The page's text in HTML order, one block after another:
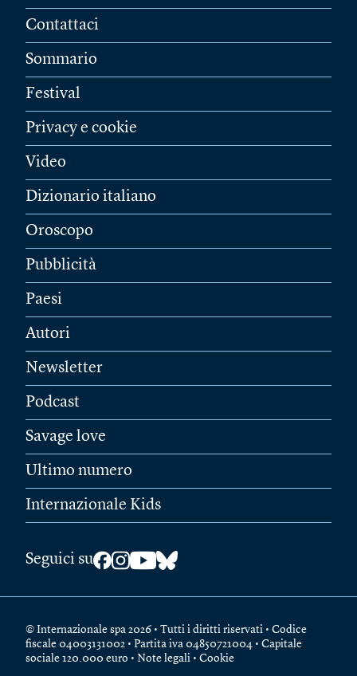
Contattaci
Sommario
Festival
Privacy e cookie
Video
Dizionario italiano
Oroscopo
Pubblicità
Paesi
Autori
Newsletter
Podcast
Savage love
Ultimo numero
Internazionale Kids
Seguici su
© Internazionale spa 2026 • Tutti i diritti riservati • Codice
fiscale 04003131002 • Partita iva 04850721004 • Capitale
sociale 120.000 euro • Note legali • Cookie